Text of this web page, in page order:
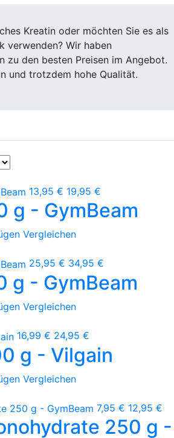
Kreatin oder möchten Sie es als
verwenden? Wir haben
zu den besten Preisen im Angebot.
und trotzdem hohe Qualität.
13,95 € 19,95 €
g - GymBeam
Vergleichen
25,95 € 34,95 €
g - GymBeam
Vergleichen
16,99 € 24,95 €
g - Vilgain
Vergleichen
7,95 € 12,95 €
250 g -